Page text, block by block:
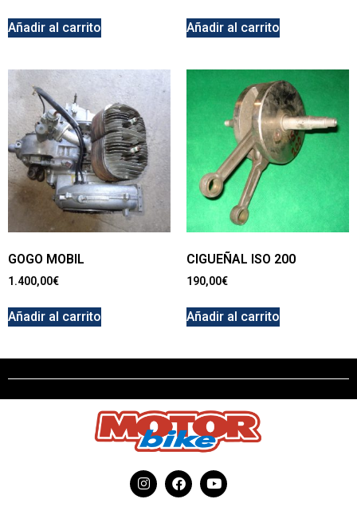
Añadir al carrito Añadir al carrito
GOGO MOBIL
1.400,00€
Añadir al carrito
CIGUEÑAL ISO 200
190,00€
Añadir al carrito